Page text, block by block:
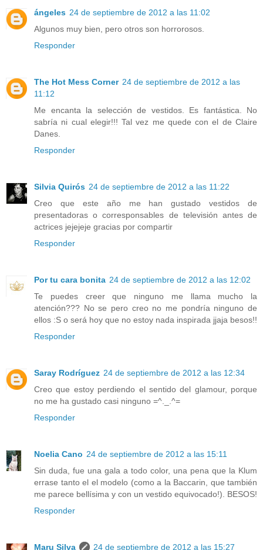
ángeles 24 de septiembre de 2012 a las 11:02
Algunos muy bien, pero otros son horrorosos.
Responder
The Hot Mess Corner 24 de septiembre de 2012 a las
11:12
Me encanta la selección de vestidos. Es fantástica. No
sabría ni cual elegir!!! Tal vez me quede con el de Claire
Danes.
Responder
Silvia Quirós 24 de septiembre de 2012 a las 11:22
Creo que este año me han gustado vestidos de
presentadoras o corresponsables de televisión antes de
actrices jejejeje gracias por compartir
Responder
Por tu cara bonita 24 de septiembre de 2012 a las 12:02
Te puedes creer que ninguno me llama mucho la
atención??? No se pero creo no me pondría ninguno de
ellos :S o será hoy que no estoy nada inspirada jjaja besos!!
Responder
Saray Rodríguez 24 de septiembre de 2012 a las 12:34
Creo que estoy perdiendo el sentido del glamour, porque
no me ha gustado casi ninguno =^._.^=
Responder
Noelia Cano 24 de septiembre de 2012 a las 15:11
Sin duda, fue una gala a todo color, una pena que la Klum
errase tanto el el modelo (como a la Baccarin, que también
me parece bellísima y con un vestido equivocado!). BESOS!
Responder
Maru Silva
24 de septiembre de 2012 a las 15:27